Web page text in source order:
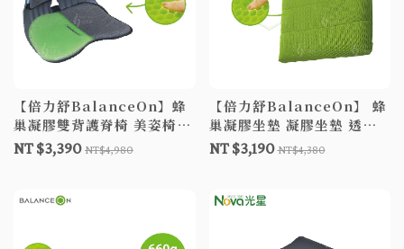
【倍力舒BalanceOn】蜂
巢凝膠雙背護脊椅 美姿椅
調整椅 公司貨 韓國原裝進
NT $3,390 NT$4,980
【倍力舒BalanceOn】 蜂
巢凝膠坐墊 凝膠坐墊 透氣
坐墊 涼感坐墊 蜂巢坐墊
NT $3,190NT$4,380